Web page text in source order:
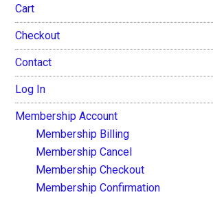
Cart
Checkout
Contact
Log In
Membership Account
Membership Billing
Membership Cancel
Membership Checkout
Membership Confirmation